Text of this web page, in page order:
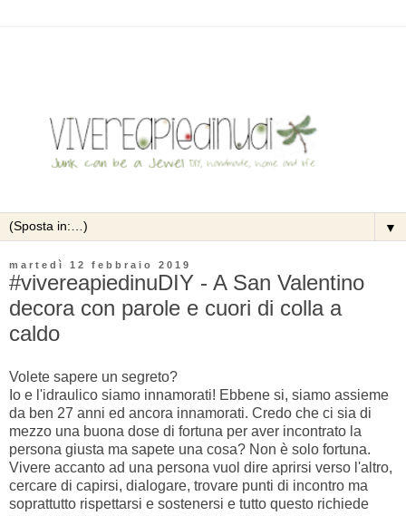
▼
martedì 12 febbraio 2019
#vivereapiedinuDIY - A San Valentino
decora con parole e cuori di colla a
caldo
Volete sapere un segreto?
Io e l'idraulico siamo innamorati! Ebbene si, siamo assieme
da ben 27 anni ed ancora innamorati. Credo che ci sia di
mezzo una buona dose di fortuna per aver incontrato la
persona giusta ma sapete una cosa? Non è solo fortuna.
Vivere accanto ad una persona vuol dire aprirsi verso l'altro,
cercare di capirsi, dialogare, trovare punti di incontro ma
soprattutto rispettarsi e sostenersi e tutto questo richiede